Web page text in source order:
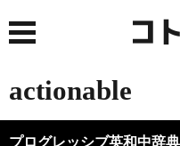
actionable
プログレッシブ英和中辞